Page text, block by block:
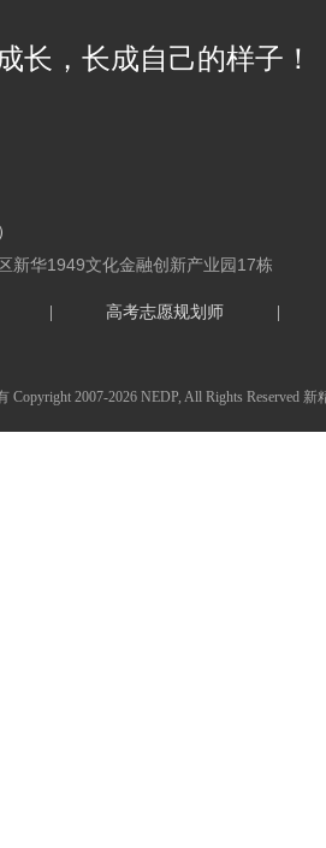
长，长成自己的样子！
新华1949文化金融创新产业园17栋
高考志愿规划师
Copyright 2007-2026 NEDP, All Rights